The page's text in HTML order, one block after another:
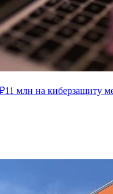
млн на киберзащиту